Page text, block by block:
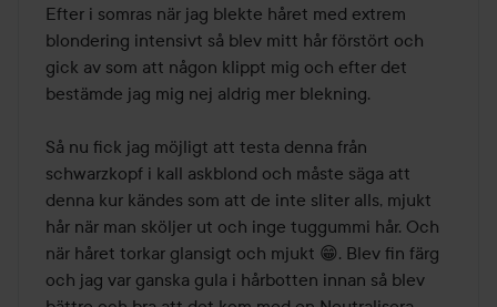
Efter i somras när jag blekte håret med extrem
blondering intensivt så blev mitt hår förstört och
gick av som att någon klippt mig och efter det
bestämde jag mig nej aldrig mer blekning.
Så nu fick jag möjligt att testa denna från
schwarzkopf i kall askblond och måste säga att
denna kur kändes som att de inte sliter alls, mjukt
hår när man sköljer ut och inge tuggummi hår. Och
när håret torkar glansigt och mjukt 😁. Blev fin färg
och jag var ganska gula i hårbotten innan så blev